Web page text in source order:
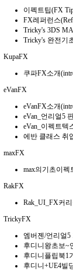
이펙트팁(FX
FX레퍼런스
Tricky's 3DS
Tricky's 완전기
KupaFX
쿠파FX소개
eVanFX
eVanFX소개
eVan_언리얼5
eVan_이펙트텍
에반 클래스 취
maxFX
max의기초이펙
RakFX
Rak_UI_FX커
TrickyFX
엠버젠/언리얼5
후디니왕초보~
후디니플립북1기
후디니+UE4빌